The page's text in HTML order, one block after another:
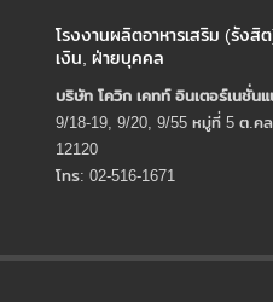
โรงงานผลิตอาหารเสริม (รัง
เงิน, ฝ่ายบุคคล
บริษัท โควิก เคทท์ อินเตอร์เนชั่น
9/18-19, 9/20, 9/55 หมู่ที่ 5 ต.
12120
โทร: 02-516-1671